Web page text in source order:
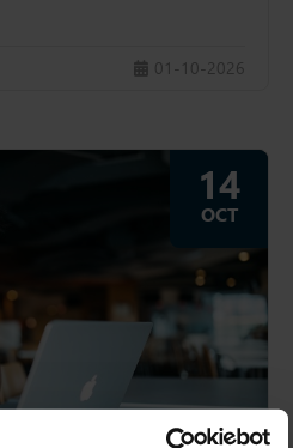
01-10-2026
14
OCT